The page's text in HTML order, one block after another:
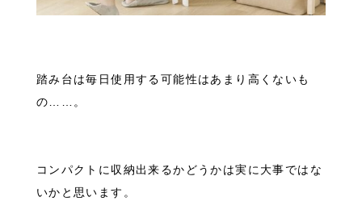
踏み台は毎日使用する可能性はあまり高くないも
の……。
コンパクトに収納出来るかどうかは実に大事ではな
いかと思います。